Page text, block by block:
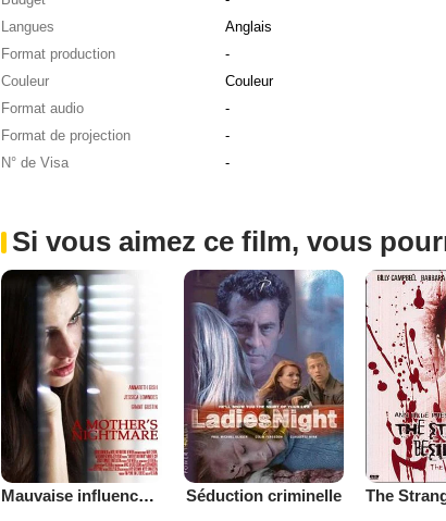
Langues
Anglais
Format production
-
Couleur
Couleur
Format audio
-
Format de projection
-
N° de Visa
-
Si vous aimez ce film, vous
Mauvaise influence (TV) Séduction criminelle